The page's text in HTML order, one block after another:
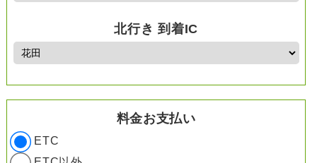
北行き 到着IC
料金お支払い
ETC